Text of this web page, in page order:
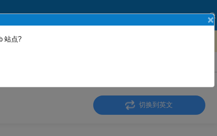
切换到英文
×
站点?